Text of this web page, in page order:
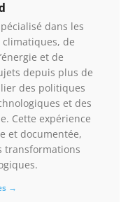
dans les
de
et de
depuis plus de
des politiques
et des
Cette expérience
et documentée,
transformations
→